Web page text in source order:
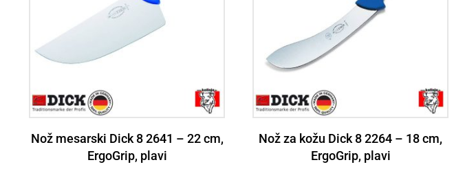
Nož mesarski Dick 8 2641 – 22 cm,
ErgoGrip, plavi
Nož za kožu Dick 8 2264 – 18 cm,
ErgoGrip, plavi